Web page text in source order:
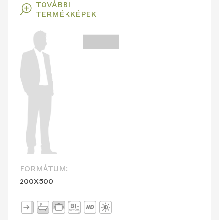
T TOVÁBBI
TERMÉKKÉPEK
FORMÁTUM:
200X500